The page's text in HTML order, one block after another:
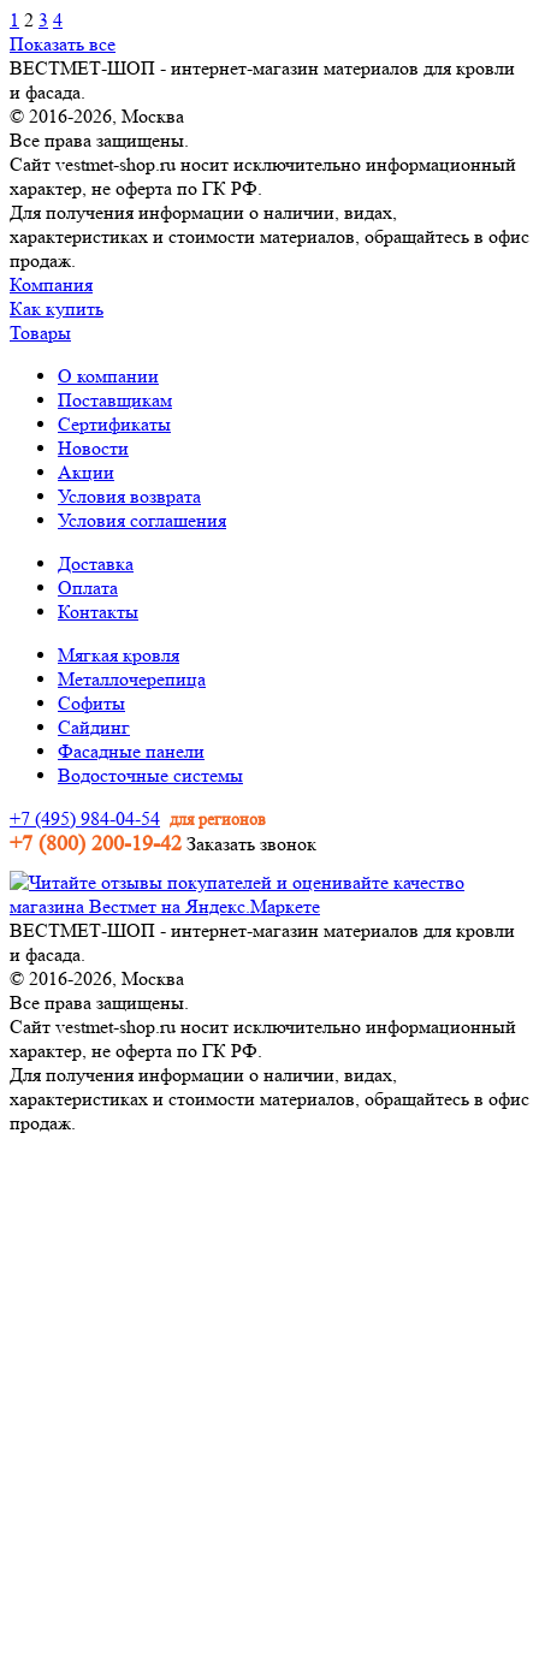
1 2 3 4
Показать все
ВЕСТМЕТ-ШОП - интернет-магазин материалов для кровли
и фасада.
© 2016-2026, Москва
Все права защищены.
Сайт vestmet-shop.ru носит исключительно информационный
характер, не оферта по ГК РФ.
Для получения информации о наличии, видах,
характеристиках и стоимости материалов, обращайтесь в офис
продаж.
Компания
Как купить
Товары
О компании
Поставщикам
Сертификаты
Новости
Акции
Условия возврата
Условия соглашения
Доставка
Оплата
Контакты
Мягкая кровля
Металлочерепица
Софиты
Сайдинг
Фасадные панели
Водосточные системы
+7 (495) 984-04-54 для регионов
+7 (800) 200-19-42 Заказать звонок
ВЕСТМЕТ-ШОП - интернет-магазин материалов для кровли
и фасада.
© 2016-2026, Москва
Все права защищены.
Сайт vestmet-shop.ru носит исключительно информационный
характер, не оферта по ГК РФ.
Для получения информации о наличии, видах,
характеристиках и стоимости материалов, обращайтесь в офис
продаж.